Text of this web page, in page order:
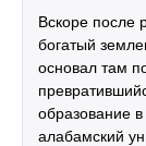
Вскоре после
богатый
основал там
образование
алабамский